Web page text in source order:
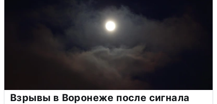
Взрывы в Воронеже после сигнала